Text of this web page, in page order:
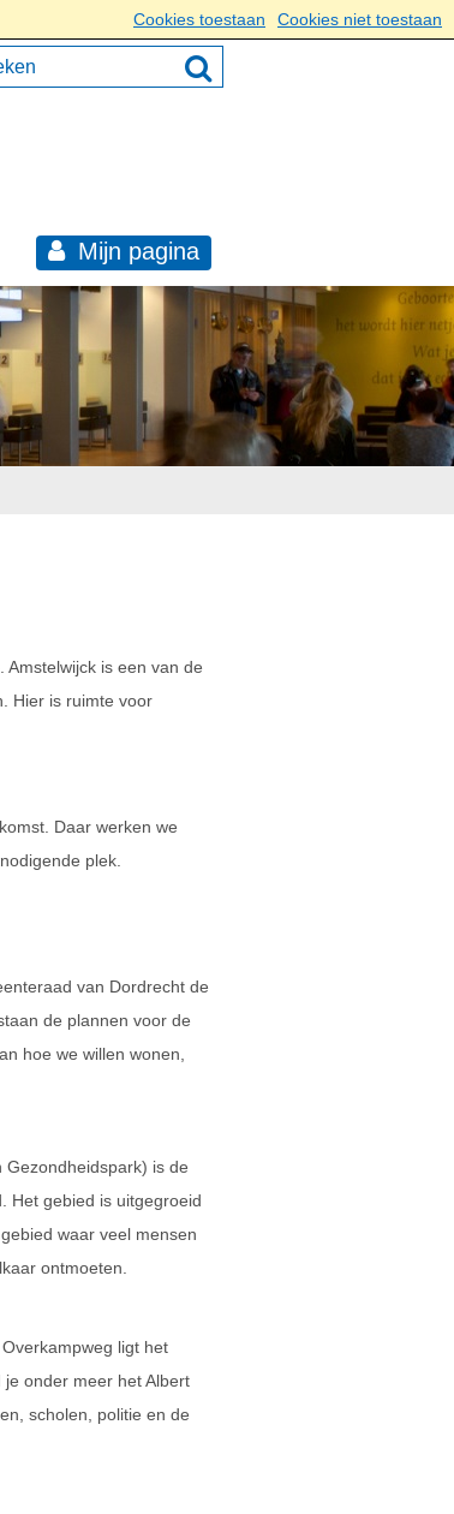
Cookies toestaan Cookies niet toestaan
Mijn pagina
is een van de
Hier is ruimte voor
Daar werken we
plek.
van Dordrecht de
de plannen voor de
hoe we willen wonen,
is de
Het gebied is uitgegroeid
waar veel mensen
ontmoeten.
ligt het
onder meer het Albert
scholen, politie en de